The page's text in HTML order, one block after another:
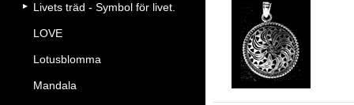
Livets träd - Symbol för livet.
LOVE
Lotusblomma
Mandala